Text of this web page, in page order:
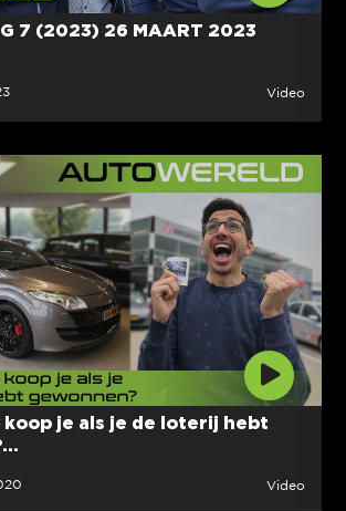
7 (2023) 26 MAART 2023
Video
koop je als je de loterij hebt
Video